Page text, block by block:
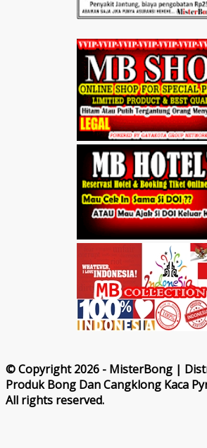
© Copyright 2026 - MisterBong |
Produk Bong Dan Cangklong Kaca
All rights reserved.